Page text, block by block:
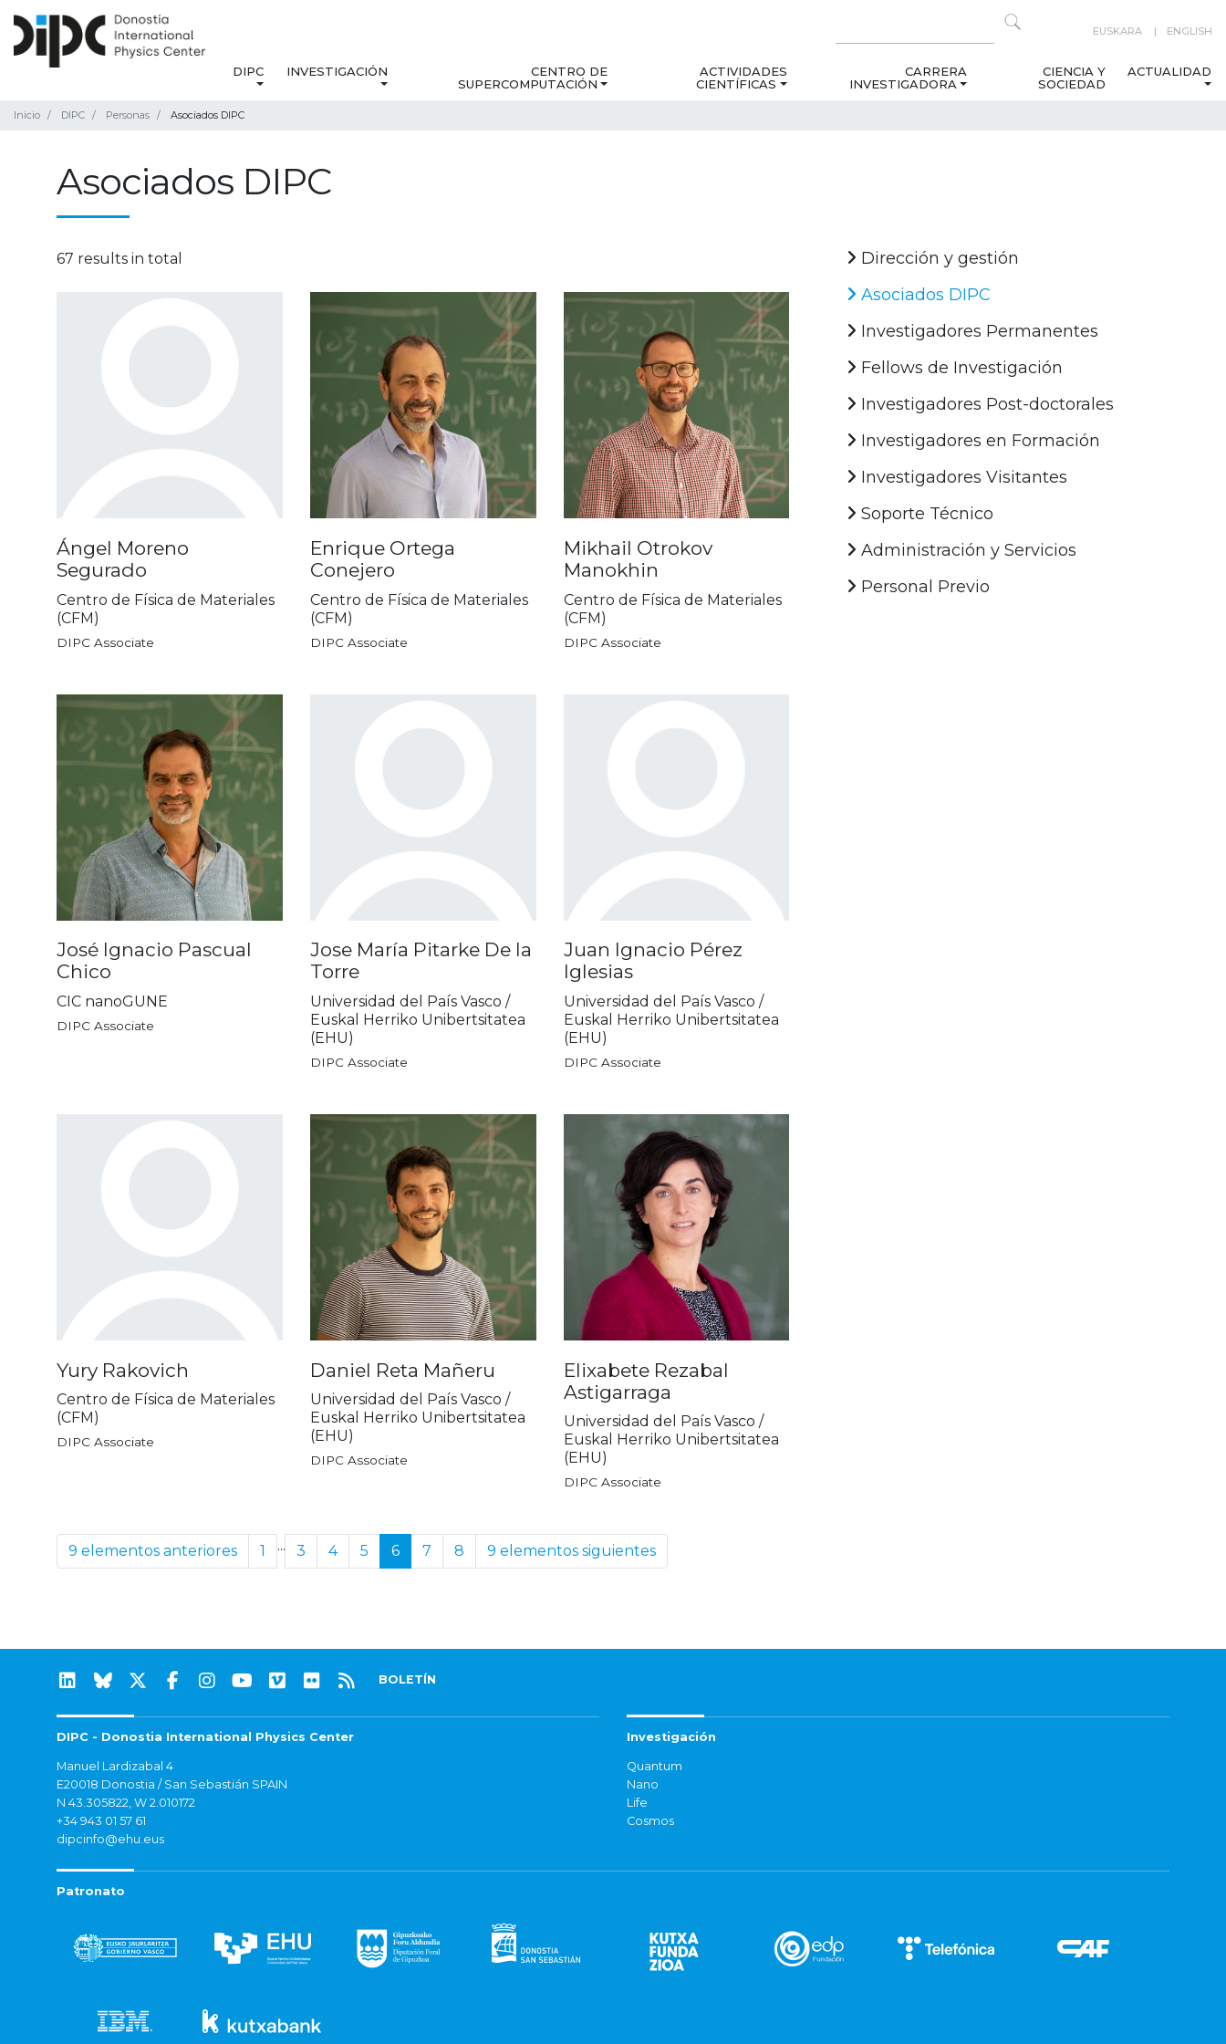
EUSKARA ENGLISH
DIPC INVESTIGACIÓN
CENTRO DE
SUPERCOMPUTACIÓN
ACTIVIDADES
CIENTÍFICAS
CARRERA
INVESTIGADORA
CIENCIA Y
SOCIEDAD
ACTUALIDAD
Inicio DIPC Personas Asociados DIPC
Asociados DIPC
67 results in total
Ángel Moreno
Segurado
Centro de Física de Materiales
(CFM)
DIPC Associate
Enrique Ortega
Conejero
Centro de Física de Materiales
(CFM)
DIPC Associate
Mikhail Otrokov
Manokhin
Centro de Física de Materiales
(CFM)
DIPC Associate
José Ignacio Pascual
Chico
CIC nanoGUNE
DIPC Associate
Jose María Pitarke De la
Torre
Universidad del País Vasco /
Euskal Herriko Unibertsitatea
(EHU)
DIPC Associate
Juan Ignacio Pérez
Iglesias
Universidad del País Vasco /
Euskal Herriko Unibertsitatea
(EHU)
DIPC Associate
Yury Rakovich
Centro de Física de Materiales
(CFM)
DIPC Associate
Daniel Reta Mañeru
Universidad del País Vasco /
Euskal Herriko Unibertsitatea
(EHU)
DIPC Associate
Elixabete Rezabal
Astigarraga
Universidad del País Vasco /
Euskal Herriko Unibertsitatea
(EHU)
DIPC Associate
9 elementos anteriores 1 ... 3 4 5 6 7 8 9 elementos siguientes
Dirección y gestión
Asociados DIPC
Investigadores Permanentes
Fellows de Investigación
Investigadores Post-doctorales
Investigadores en Formación
Investigadores Visitantes
Soporte Técnico
Administración y Servicios
Personal Previo
BOLETÍN
DIPC - Donostia International Physics Center
Manuel Lardizabal 4
E20018 Donostia / San Sebastián SPAIN
N 43.305822, W 2.010172
+34 943 01 57 61
dipcinfo@ehu.eus
Investigación
Quantum
Nano
Life
Cosmos
Patronato